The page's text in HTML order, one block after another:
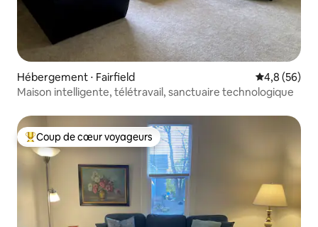
Hébergement ⋅ Fairfield Évaluation
4,8 (56)
Maison intelligente, télétravail, sanctuaire technologique
Coups de cœur voyageurs les plus appréciés
Coup de cœur voyageurs